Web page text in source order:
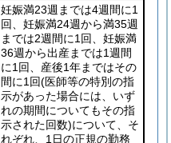
妊娠満23週までは4週間に1
回、妊娠満24週から満35週
までは2週間に1回、妊娠満
36週から出産までは1週間
に1回、産後1年まではその
間に1回(医師等の特別の指
示があった場合には、いず
れの期間についてもその指
示された回数)について、そ
れぞれ、1日の正規の勤務